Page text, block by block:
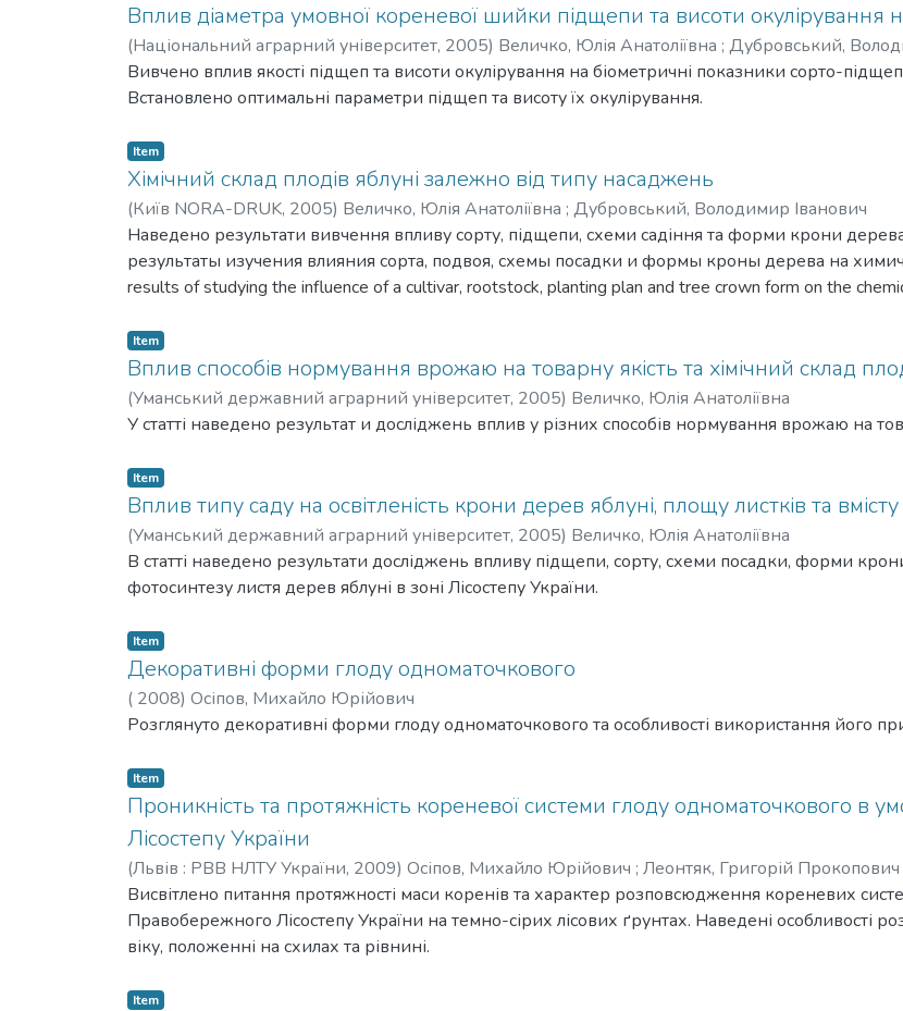
звичайної є тривузловий. Укорінюваність і ріст тривузлових живців істотно переважають
використання двовузлових живців можливе. Для калини звичайної одновузловий живець
Зменшення площі листкової поверхні на живцях перед висаджуванням на укорінення,
пригнічує ріст коренів. Для підвищення виходу стандартних саджанців калини звичайної
Вплив діаметра умовної кореневої шийки підщепи та висоти окулірування
(Національний аграрний університет, 2005) Величко, Юлія Анатоліївна ; Дубровський,
Вивчено вплив якості підщеп та висоти окулірування на біометричні показники сорто-
Встановлено оптимальні параметри підщеп та висоту їх окулірування.
Item
Хімічний склад плодів яблуні залежно від типу насаджень
(Київ NORA-DRUK, 2005) Величко, Юлія Анатоліївна ; Дубровський, Володимир Іванович
Наведено результати вивчення впливу сорту, підщепи, схеми садіння та форми крони
результаты изучения влияния сорта, подвоя, схемы посадки и формы кроны дерева на
results of studying the influence of a cultivar, rootstock, planting plan and tree crown form on the
Item
Вплив способів нормування врожаю на товарну якість та хімічний склад
(Уманський державний аграрний університет, 2005) Величко, Юлія Анатоліївна
У статті наведено результат и досліджень вплив у різних способів нормування врожаю на
Item
Вплив типу саду на освітленість крони дерев яблуні, площу листків та
(Уманський державний аграрний університет, 2005) Величко, Юлія Анатоліївна
В статті наведено результати досліджень впливу підщепи, сорту, схеми посадки, форми крони
фотосинтезу листя дерев яблуні в зоні Лісостепу України.
Item
Декоративні форми глоду одноматочкового
( 2008) Осіпов, Михайло Юрійович
Розглянуто декоративні форми глоду одноматочкового та особливості використання його
Item
Проникність та протяжність кореневої системи глоду одноматочкового в
Лісостепу України
(Львів : РВВ НЛТУ України, 2009) Осіпов, Михайло Юрійович ; Леонтяк, Григорій Прокопович
Висвітлено питання протяжності маси коренів та характер розповсюдження кореневих
Правобережного Лісостепу України на темно-сірих лісових ґрунтах. Наведені особливості
віку, положенні на схилах та рівнині.
Item